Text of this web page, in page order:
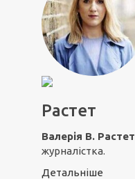
Растет
Валерія В. Растет
журналістка.
Детальніше